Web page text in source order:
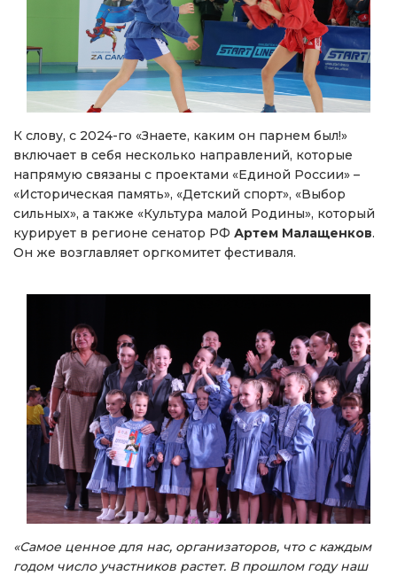
К слову, с 2024-го «Знаете, каким он парнем был!»
включает в себя несколько направлений, которые
напрямую связаны с проектами «Единой России» –
«Историческая память», «Детский спорт», «Выбор
сильных», а также «Культура малой Родины», который
курирует в регионе сенатор РФ Артем Малащенков.
Он же возглавляет оргкомитет фестиваля.
«Самое ценное для нас, организаторов, что с каждым
годом число участников растет. В прошлом году наш